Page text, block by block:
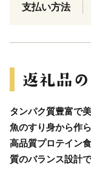
支払い方法
タンパク質豊富で
魚のすり身から作
高品質プロテイン
質のバランス設計